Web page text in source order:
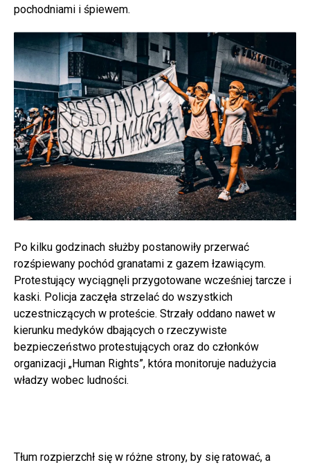
pochodniami i śpiewem.
Po kilku godzinach służby postanowiły przerwać
rozśpiewany pochód granatami z gazem łzawiącym.
Protestujący wyciągnęli przygotowane wcześniej tarcze i
kaski. Policja zaczęła strzelać do wszystkich
uczestniczących w proteście. Strzały oddano nawet w
kierunku medyków dbających o rzeczywiste
bezpieczeństwo protestujących oraz do członków
organizacji „Human Rights”, która monitoruje nadużycia
władzy wobec ludności.
Tłum rozpierzchł się w różne strony, by się ratować, a